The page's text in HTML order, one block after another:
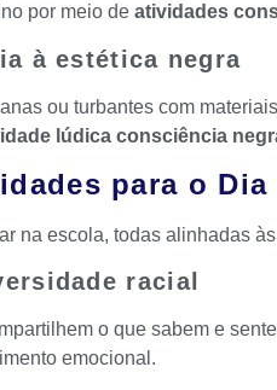
por meio de atividades
à estética negra
ou turbantes com
lúdica consciência
para o
na escola, todas alinhadas
racial
o que sabem e
emocional.